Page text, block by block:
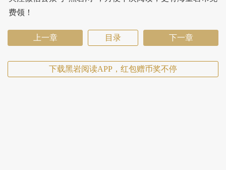
费领！
上一章 目录 下一章
下载黑岩阅读APP，红包赠币奖不停